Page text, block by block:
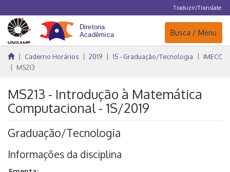
Traduzir/Translate
Navegação
Busca / Menu
Caderno Horários 2019 1S - Graduação/Tecnologia
IMECC
MS213
MS213 - Introdução à Matemática
Computacional - 1S/2019
Graduação/Tecnologia
Informações da disciplina